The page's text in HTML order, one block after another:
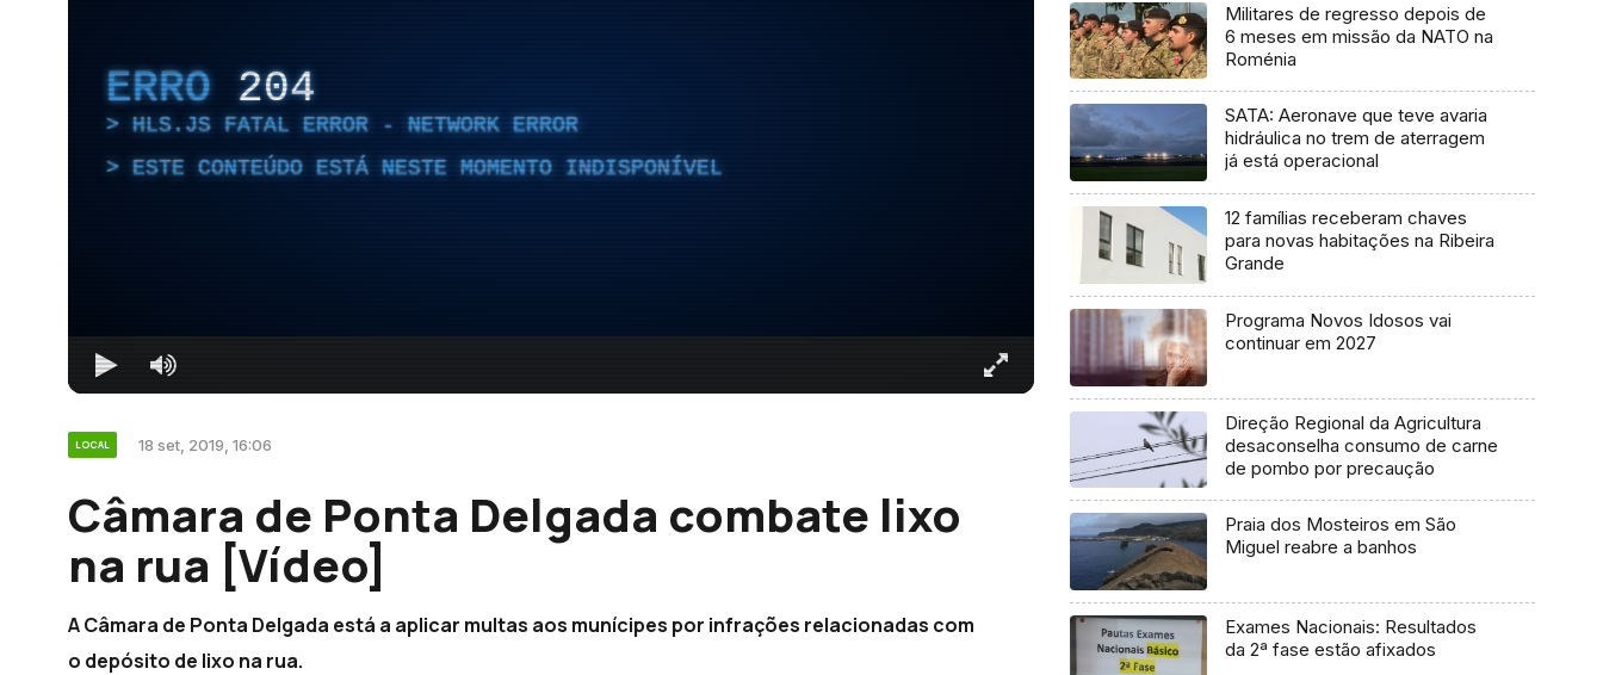
ERRO 204
HLS.JS FATAL ERROR - NETWORK ERROR
ESTE CONTEÚDO ESTÁ NESTE MOMENTO INDISPONÍVEL
LOCAL 18 set, 2019, 16:06
Câmara de Ponta Delgada combate lixo
na rua [Vídeo]
A Câmara de Ponta Delgada está a aplicar multas aos munícipes por infrações relacionadas com
o depósito de lixo na rua.
Militares de regresso depois de
6 meses em missão da NATO na
Roménia
SATA: Aeronave que teve avaria
hidráulica no trem de aterragem
já está operacional
12 famílias receberam chaves
para novas habitações na Ribeira
Grande
Programa Novos Idosos vai
continuar em 2027
Direção Regional da Agricultura
desaconselha consumo de carne
de pombo por precaução
Praia dos Mosteiros em São
Miguel reabre a banhos
Exames Nacionais: Resultados
da 2ª fase estão afixados